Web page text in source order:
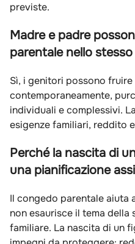
previste.
Madre e padre
parentale nello
Sì, i genitori possono
contemporaneamente,
individuali e complessivi.
esigenze familiari, reddito
Perché la nascita di
una pianificazione
Il congedo parentale aiuta
non esaurisce il tema della
familiare. La nascita di un